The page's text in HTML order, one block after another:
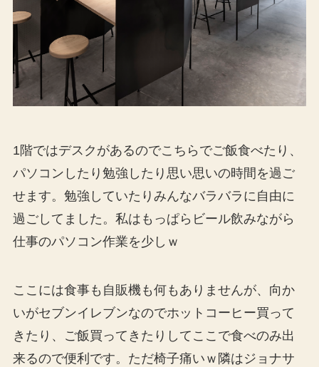
1階ではデスクがあるのでこちらでご飯食べたり、
パソコンしたり勉強したり思い思いの時間を過ご
せます。勉強していたりみんなバラバラに自由に
過ごしてました。私はもっぱらビール飲みながら
仕事のパソコン作業を少しｗ
ここには食事も自販機も何もありませんが、向か
いがセブンイレブンなのでホットコーヒー買って
きたり、ご飯買ってきたりしてここで食べのみ出
来るので便利です。ただ椅子痛いｗ隣はジョナサ